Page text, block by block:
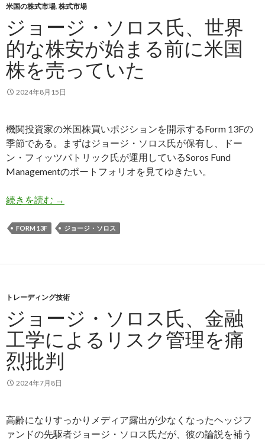
米国の株式市場, 株式市場
ジョージ・ソロス氏、世界
的な株安が始まる前に米国
株を売っていた
2024年8月15日
機関投資家の米国株買いポジションを開示するForm 13Fの
季節である。まずはジョージ・ソロス氏が保有し、ドー
ン・フィッツパトリック氏が運用しているSoros Fund
Managementのポートフォリオを見てゆきたい。
続きを読む ジョージ・ソロス氏、世界的な株安が始まる前
→
FORM 13F ジョージ・ソロス
トレーディング技術
ジョージ・ソロス氏、金融
工学によるリスク管理を痛
烈批判
2024年7月8日
高齢になりすっかりメディア露出が少なくなったヘッジフ
ァンドの先駆者ジョージ・ソロス氏だが、彼の論説を補う